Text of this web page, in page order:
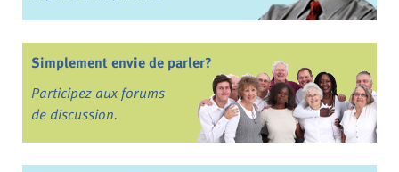
Simplement envie de parler?
Participez aux forums
de discussion.